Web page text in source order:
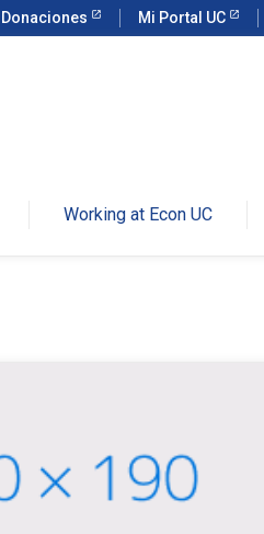
Donaciones Mi Portal UC
Working at Econ UC